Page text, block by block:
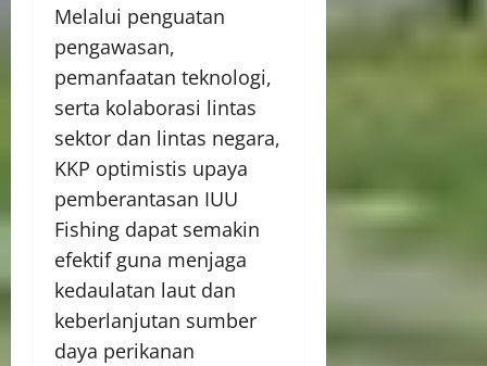
Melalui penguatan
pengawasan,
pemanfaatan teknologi,
serta kolaborasi lintas
sektor dan lintas negara,
KKP optimistis upaya
pemberantasan IUU
Fishing dapat semakin
efektif guna menjaga
kedaulatan laut dan
keberlanjutan sumber
daya perikanan